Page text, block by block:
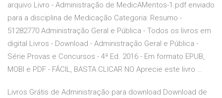
arquivo Livro - Administração de MedicAMentos-1.pdf enviado
para a disciplina de Medicação Categoria: Resumo -
51282770 Administração Geral e Pública - Todos os livros em
digital Livros - Download - Administração Geral e Pública -
Série Provas e Concursos - 4ª Ed. 2016 - Em formato EPUB,
MOBI e PDF - FÁCIL, BASTA CLICAR NO Aprecie este livro …
Livros Grátis de Administração para download Download de